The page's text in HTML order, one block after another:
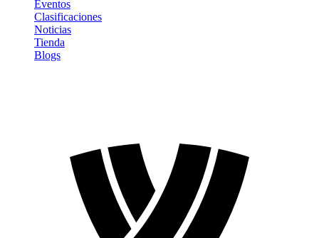
Eventos
Clasificaciones
Noticias
Tienda
Blogs